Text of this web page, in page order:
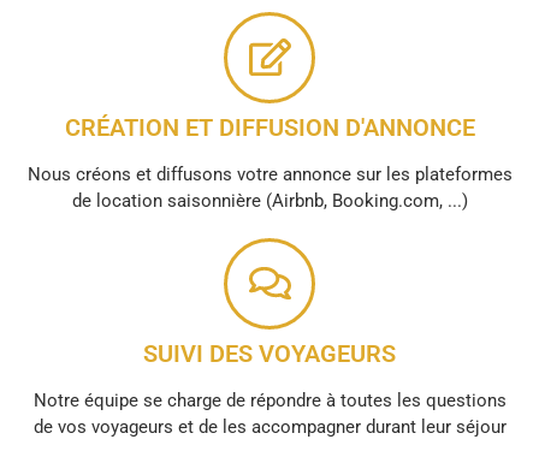
CRÉATION ET DIFFUSION D'ANNONCE
Nous créons et diffusons votre annonce sur les plateformes
de location saisonnière (Airbnb, Booking.com, ...)
SUIVI DES VOYAGEURS
Notre équipe se charge de répondre à toutes les questions
de vos voyageurs et de les accompagner durant leur séjour